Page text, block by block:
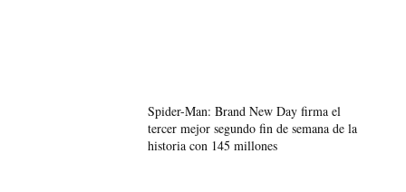
Spider-Man: Brand New Day firma el
tercer mejor segundo fin de semana de la
historia con 145 millones